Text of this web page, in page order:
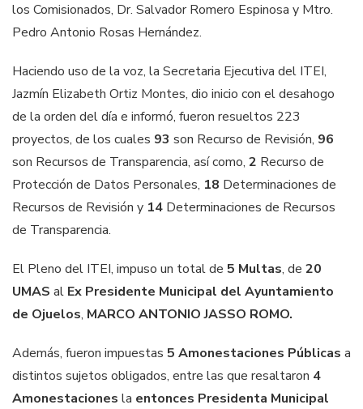
los Comisionados, Dr. Salvador Romero Espinosa y Mtro.
Pedro Antonio Rosas Hernández.
Haciendo uso de la voz, la Secretaria Ejecutiva del ITEI,
Jazmín Elizabeth Ortiz Montes, dio inicio con el desahogo
de la orden del día e informó, fueron resueltos 223
proyectos, de los cuales 93 son Recurso de Revisión, 96
son Recursos de Transparencia, así como, 2 Recurso de
Protección de Datos Personales, 18 Determinaciones de
Recursos de Revisión y 14 Determinaciones de Recursos
de Transparencia.
El Pleno del ITEI, impuso un total de 5 Multas, de 20
UMAS al Ex Presidente Municipal del Ayuntamiento
de Ojuelos, MARCO ANTONIO JASSO ROMO.
Además, fueron impuestas 5 Amonestaciones Públicas a
distintos sujetos obligados, entre las que resaltaron 4
Amonestaciones la entonces Presidenta Municipal